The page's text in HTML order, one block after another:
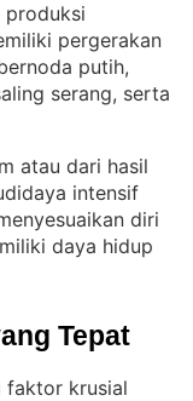
produksi
pergerakan
putih,
serang, serta
atau dari hasil
intensif
diri
daya hidup
Tepat
faktor krusial